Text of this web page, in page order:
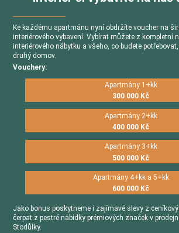
Ke každému apartmánu nyní obdržíte voucher na
interiérového vybavení. Vybírat můžete z kompletní
interiérového nábytku a všeho, co budete
druhý domov.
Vouchery:
Apartmány 1+kk
300 000 Kč
Apartmány 2+kk
400 000 Kč
Apartmány 3+kk
500 000 Kč
Apartmány 4+kk a 5+kk
600 000 Kč
Jako bonus poskytneme i zajímavé slevy z
čerpat z pestré nabídky prémiových značek v
Stodůlky.